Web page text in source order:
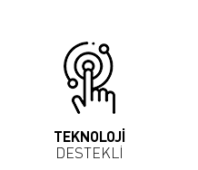
TEKNOLOJİ
DESTEKLİ